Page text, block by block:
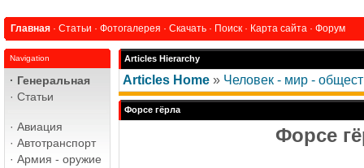
Главная · Статьи · Фотогалерея · Скачать · Поиск · Карта сайта · Форум
Navigation
· Генеральная
· Статьи
· Авиация
· Автотранспорт
· Армия - оружие
Articles Hierarchy
Articles Home » Человек - мир -
Форсе гёрла
Форсе